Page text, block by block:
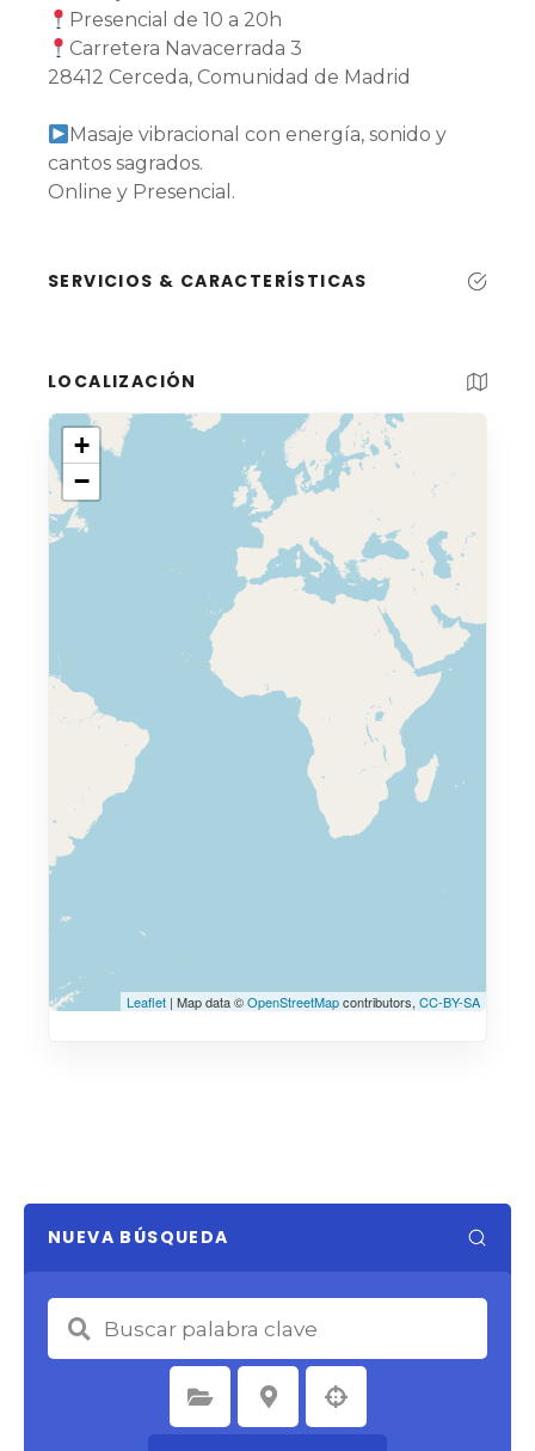
Presencial de 10 a 20h
Carretera Navacerrada 3
28412 Cerceda, Comunidad de Madrid
Masaje vibracional con energía, sonido y
cantos sagrados.
Online y Presencial.
SERVICIOS & CARACTERÍSTICAS
LOCALIZACIÓN
+
−
Leaflet | Map data ©OpenStreetMapcontributors, CC-BY-SA
NUEVA BÚSQUEDA
Seleccione la categoría Seleccione la ubicación